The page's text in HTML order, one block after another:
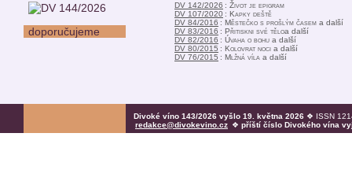
doporučujeme
DV 142/2026 : Život je epigram
DV 107/2020 : Kapky deště
DV 84/2016 : Městečko s prošlým časem a další
DV 83/2016 : Přitiskni své těloa další
DV 82/2016 : Úvaha o bohu a další
DV 80/2015 : Kolovrat noci a další
DV 76/2015 : Mlžná víla a další
Divoké víno 143/2026 vyšlo 19. května 2026 ❖ ISSN
redakce@divokevino.cz ❖ příští číslo Divokého vína